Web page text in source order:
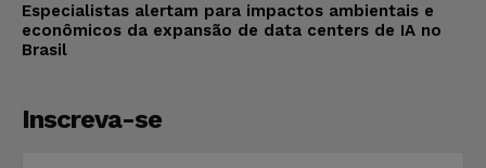
Especialistas alertam para impactos ambientais e
econômicos da expansão de data centers de IA no
Brasil
Inscreva-se